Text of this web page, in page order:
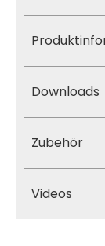
Downloads
Zubehör
Videos